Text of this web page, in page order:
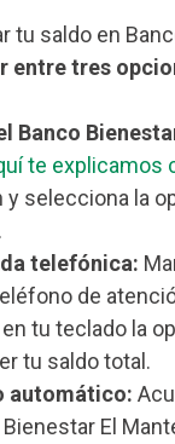
tu saldo en
entre tres
Banco
te explicamos
y selecciona la
telefónica:
de
tu teclado la
tu saldo total.
automático:
Bienestar El